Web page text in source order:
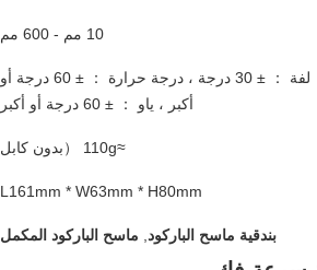
10 مم - 600 مم
لفة ： ± 30 درجة ، درجة حرارة ： ± 60 درجة أو
أكبر ، ياو ： ± 60 درجة أو أكبر
≈110g （بدون كابل
L161mm * W63mm * H80mm
بندقية ماسح الباركود ماسح الباركود المكمل